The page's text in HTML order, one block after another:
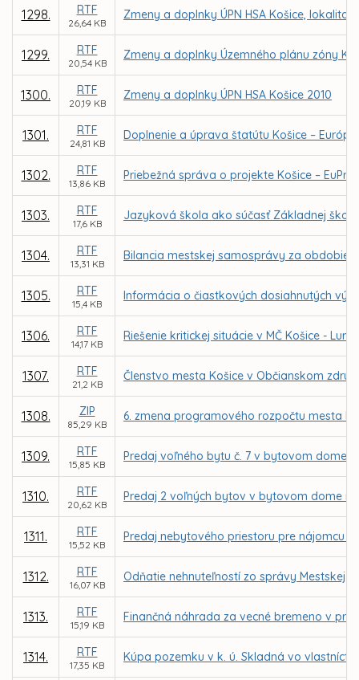
1298. RTF
26,64 KB
Zmeny a doplnky ÚPN HSA Košice, lokalita
1299. RTF
20,54 KB
Zmeny a doplnky Územného plánu zóny
1300. RTF
20,19 KB
Zmeny a doplnky ÚPN HSA Košice 2010
1301. RTF
24,81 KB
Doplnenie a úprava štatútu Košice –
1302. RTF
13,86 KB
Priebežná správa o projekte Košice –
1303. RTF
17,6 KB
Jazyková škola ako súčasť Základnej školy
1304. RTF
13,31 KB
Bilancia mestskej samosprávy za obdobie
1305. RTF
15,4 KB
Informácia o čiastkových dosiahnutých
1306. RTF
14,17 KB
Riešenie kritickej situácie v MČ Košice -
1307. RTF
21,2 KB
Členstvo mesta Košice v Občianskom
1308. ZIP
85,29 KB
6. zmena programového rozpočtu mesta
1309. RTF
15,85 KB
Predaj voľného bytu č. 7 v bytovom dome
1310. RTF
20,62 KB
Predaj 2 voľných bytov v bytovom dome
1311. RTF
15,52 KB
Predaj nebytového priestoru pre nájomcu
1312. RTF
16,07 KB
Odňatie nehnuteľností zo správy Mestskej
1313. RTF
15,19 KB
Finančná náhrada za vecné bremeno v
1314. RTF
17,35 KB
Kúpa pozemku v k. ú. Skladná vo